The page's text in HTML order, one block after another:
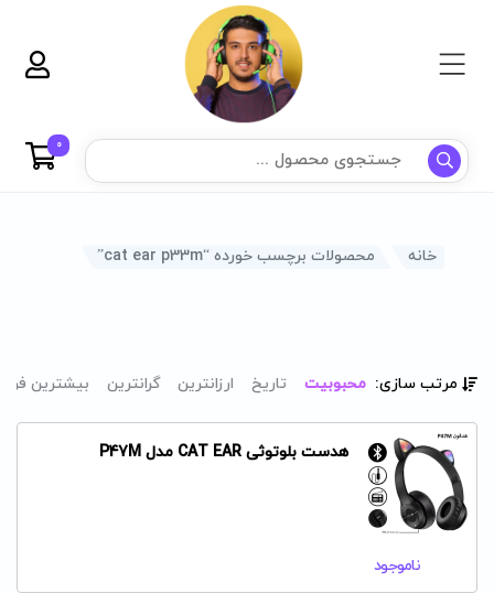
0
خانه محصولات برچسب خورده “cat ear p33m”
مرتب سازی: محبوبیت تاریخ ارزانترین گرانترین بیشترین
هدست بلوتوثی CAT EAR مدل P47M
ناموجود